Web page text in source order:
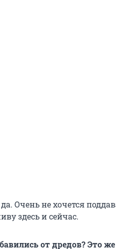
да. Очень не хочется
здесь и сейчас.
от дредов? Это